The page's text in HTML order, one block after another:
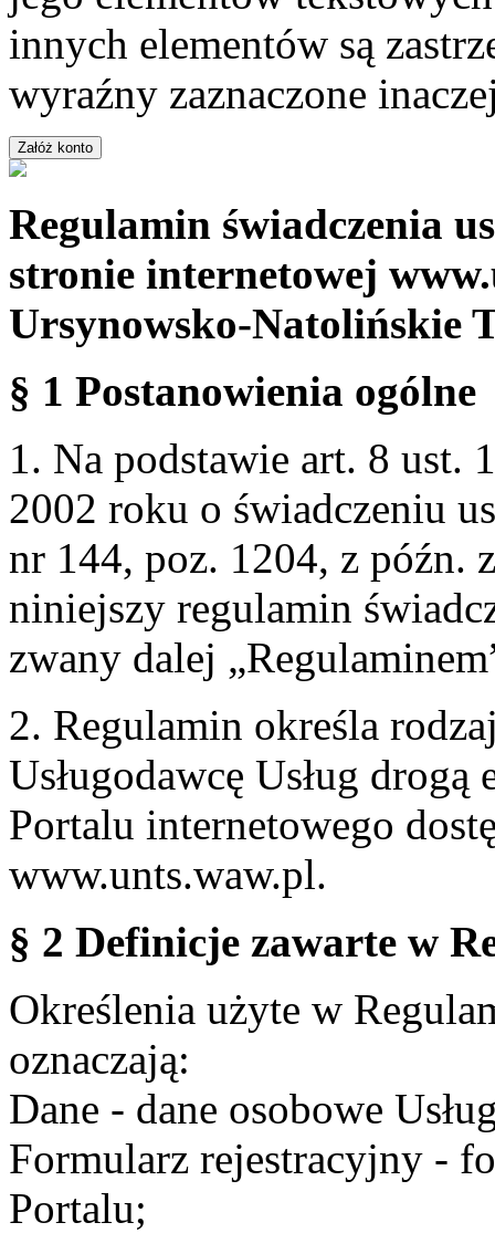
innych elementów są
wyraźny zaznaczone
Regulamin świadczenia
stronie internetowej
Ursynowsko-Natolińskie
§ 1 Postanowienia ogólne
1. Na podstawie art. 8 ust.
2002 roku o świadczeniu
nr 144, poz. 1204, z późn.
niniejszy regulamin
zwany dalej
2. Regulamin określa
Usługodawcę Usług
Portalu internetowego
www.unts.waw.pl.
§ 2 Definicje zawarte w
Określenia użyte w
oznaczają:
Dane - dane osobowe
Formularz rejestracyjny -
Portalu;